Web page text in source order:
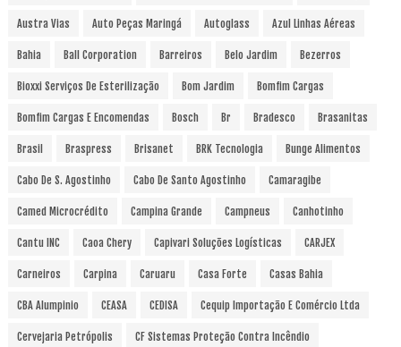
Austra Vias Auto Peças Maringá Autoglass Azul Linhas Aéreas
Bahia Ball Corporation Barreiros Belo Jardim Bezerros
Bioxxi Serviços De Esterilização Bom Jardim Bomfim Cargas
Bomfim Cargas E Encomendas Bosch Br Bradesco Brasanitas
Brasil Braspress Brisanet BRK Tecnologia Bunge Alimentos
Cabo De S. Agostinho Cabo De Santo Agostinho Camaragibe
Camed Microcrédito Campina Grande Campneus Canhotinho
Cantu INC Caoa Chery Capivari Soluções Logísticas CARJEX
Carneiros Carpina Caruaru Casa Forte Casas Bahia
CBA Alumpinio CEASA CEDISA Cequip Importação E Comércio Ltda
Cervejaria Petrópolis CF Sistemas Proteção Contra Incêndio